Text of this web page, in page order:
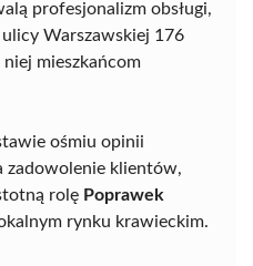
profesjonalizm obsługi,
Warszawskiej 176
mieszkańcom
ośmiu opinii
zadowolenie klientów,
rolę Poprawek
rynku krawieckim.